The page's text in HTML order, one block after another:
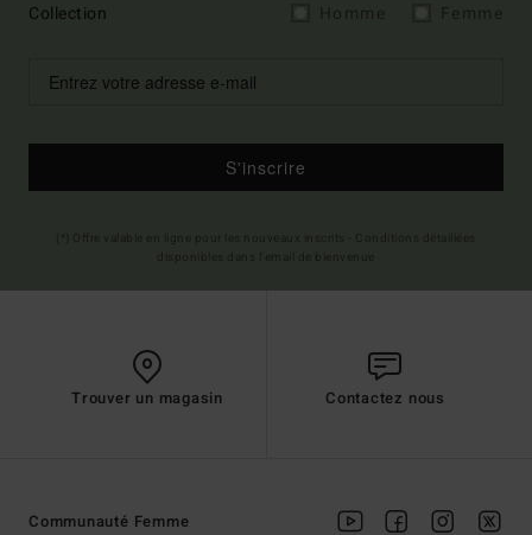
Collection
S'inscrire
Trouver un magasin Contactez nous
Communauté Femme